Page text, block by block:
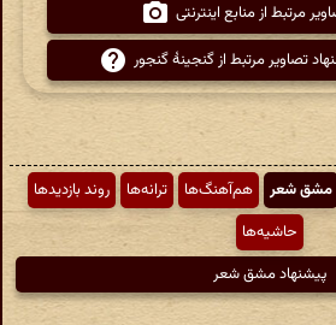
مرتبط از منابع اینترنتی
تصاویر مرتبط از گنجینهٔ گنجور
مشق شعر هم‌آهنگ‌ها ترانه‌ها
روند بازدیدها
حاشیه‌ها
پیشنهاد مشق شعر